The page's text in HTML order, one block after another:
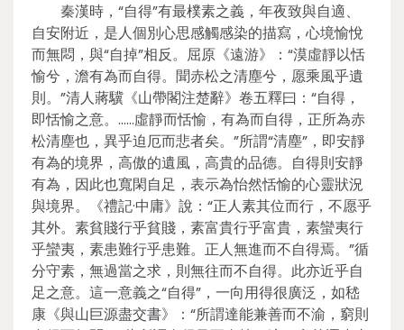
秦漢時，“自得”有最樸素之義，年夜致與自適、
自安附近，是人個別心思感觸感染的描寫，心境愉悅
而無悶，與“自掉”相反。屈原《遠游》：“漠虛靜以恬
愉兮，澹有為而自得。聞赤松之清塵兮，愿乘風乎遺
則。”清人蔣驥《山帶閣注楚辭》卷五釋曰：“自得，
即恬愉之意。……虛靜而恬愉，有為而自得，正所為赤
松清塵也，異乎迫厄而悲者矣。”所謂“清塵”，即安靜
有為的境界，高傲的遺風，高貴的品德。自得則安靜
有為，因此也寬閑自足，表示為怡然恬愉的心靈狀況
與境界。《禮記·中庸》說：“正人素其位而行，不愿乎
其外。素貧賤行乎貧賤，素富貴行乎富貴，素蠻夷行
乎蠻夷，素患難行乎患難。正人無進而不自得焉。”循
分守素，無過當之求，則無往而不自得。此亦近乎自
足之意。這一意義之“自得”，一向用得很廣泛，如嵇
康《與山巨源盡交書》：“所謂達能兼善而不渝，窮則